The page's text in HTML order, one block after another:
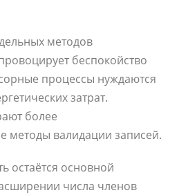
методов
беспокойство
процессы нуждаются
затрат.
более
методы валидации записей.
остаётся основной
числа членов